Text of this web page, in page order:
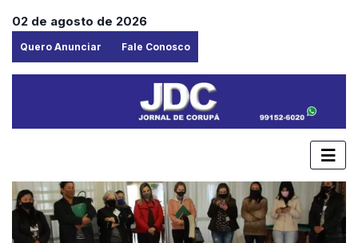
02 de agosto de 2026
Quero Anunciar Fale Conosco